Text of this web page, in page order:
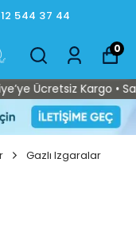
544 37 44
0
Ücretsiz Kargo •
Gazlı Izgaralar